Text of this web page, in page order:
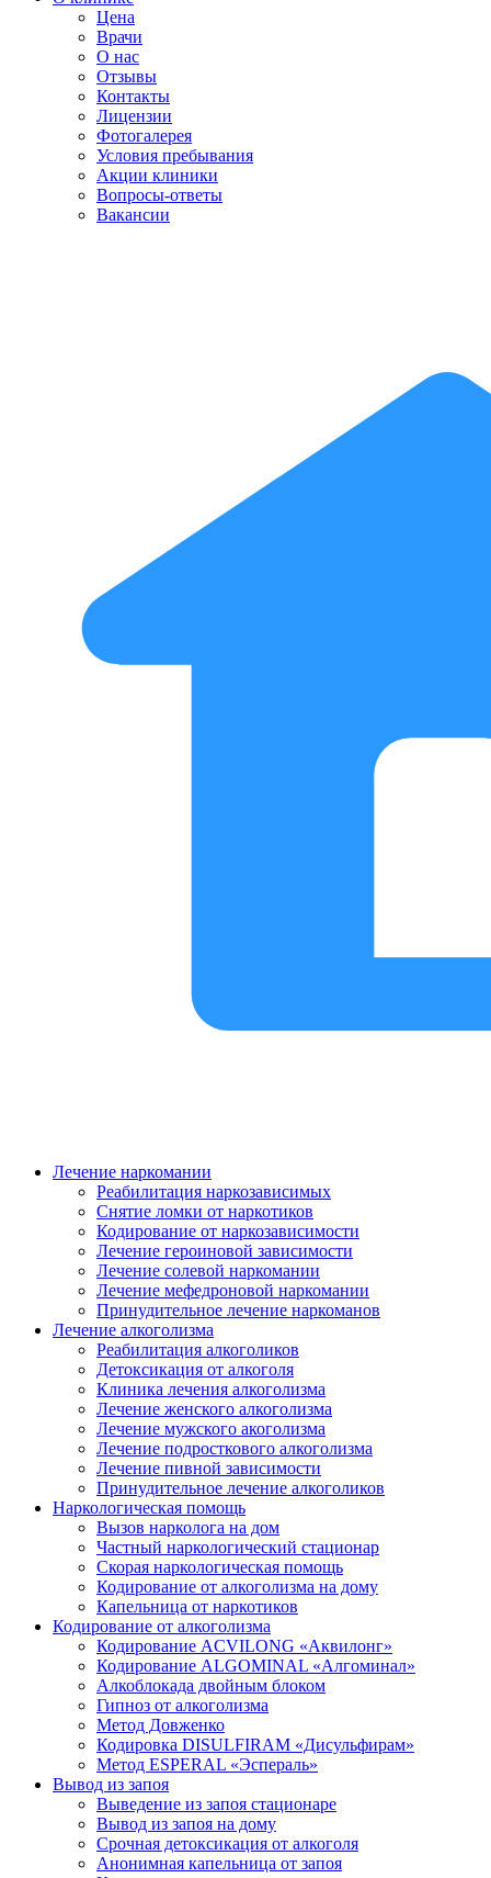
Цена
Врачи
О нас
Отзывы
Контакты
Лицензии
Фотогалерея
Условия пребывания
Акции клиники
Вопросы-ответы
Вакансии
Лечение наркомании
Реабилитация наркозависимых
Снятие ломки от наркотиков
Кодирование от наркозависимости
Лечение героиновой зависимости
Лечение солевой наркомании
Лечение мефедроновой наркомании
Принудительное лечение наркоманов
Лечение алкоголизма
Реабилитация алкоголиков
Детоксикация от алкоголя
Клиника лечения алкоголизма
Лечение женского алкоголизма
Лечение мужского акоголизма
Лечение подросткового алкоголизма
Лечение пивной зависимости
Принудительное лечение алкоголиков
Наркологическая помощь
Вызов нарколога на дом
Частный наркологический стационар
Скорая наркологическая помощь
Кодирование от алкоголизма на дому
Капельница от наркотиков
Кодирование от алкоголизма
Кодирование ACVILONG «Аквилонг»
Кодирование ALGOMINAL «Алгоминал»
Алкоблокада двойным блоком
Гипноз от алкоголизма
Метод Довженко
Кодировка DISULFIRAM «Дисульфирам»
Метод ESPERAL «Эспераль»
Вывод из запоя
Выведение из запоя стационаре
Вывод из запоя на дому
Срочная детоксикация от алкоголя
Анонимная капельница от запоя